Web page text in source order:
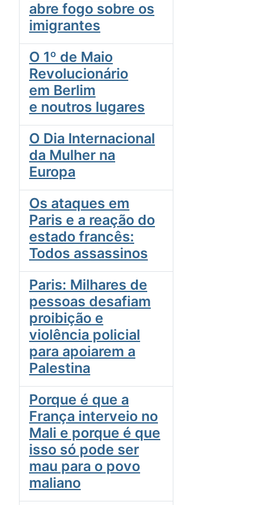
abre fogo sobre os
imigrantes
O 1º de Maio
Revolucionário
em Berlim
e noutros lugares
O Dia Internacional
da Mulher na
Europa
Os ataques em
Paris e a reação do
estado francês:
Todos assassinos
Paris: Milhares de
pessoas desafiam
proibição e
violência policial
para apoiarem a
Palestina
Porque é que a
França interveio no
Mali e porque é que
isso só pode ser
mau para o povo
maliano